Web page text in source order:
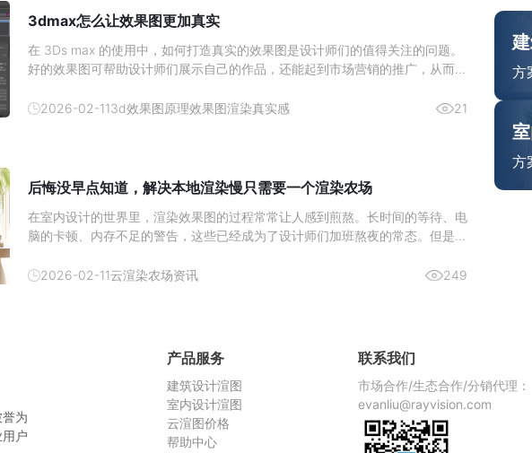
3dmax怎么让效果图更加真实
在 3Ds max 的使用中，如何打造真实的效果图是设计师们的值得关注的问题。
好的效果图可帮助设计师们展示自己的作品，还能起到市场营销的推广，从而激
吧。1、 材质与纹理的雕琢材质类型：依据物体特性选材质，如金属用“金属”明
2026-02-113d效果图原理效果图渲染真实感 21
后悔没早点知道，解决本地渲染慢只需要一个渲染农场
在室内设计的世界里，渲染效果图的过程常常让人感到煎熬。长时间的等待、电
脑的卡顿、内存不足的警告，这些已经成为了设计师们加班熬夜的常态。但是，
云渲染农场——瑞云渲图，它不仅解决了本地渲染慢的问题，而且价格还非常划
2026-02-11云渲染农场资讯 249
方
方
誉为
户
产品服务
建筑设计渲图
室内设计渲图
云渲图价格
帮助中心
联系我们
市场合作/生态合作/分销代理：
evanliu@rayvision.com